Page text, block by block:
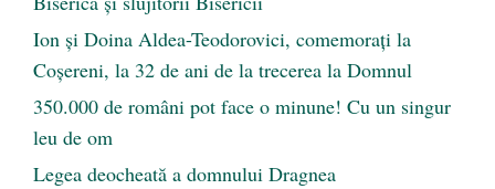
Ion și Doina Aldea-Teodorovici, comemorați la
Coșereni, la 32 de ani de la trecerea la Domnul
350.000 de români pot face o minune! Cu un singur
leu de om
Legea deocheată a domnului Dragnea